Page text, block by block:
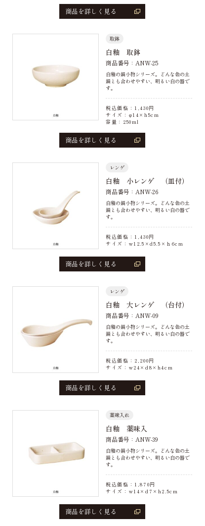
商品を詳しく見る
取鉢
白釉 取鉢
商品番号：ANW-25
白釉の鍋小物シリーズ。どんな色の土
鍋とも合わせやすい、明るい白の器で
す。
税込価格： 1,430円
サイズ：φ14×h5cm
容量：250ml
商品を詳しく見る
レンゲ
白釉 小レンゲ （皿付）
商品番号：ANW-26
白釉の鍋小物シリーズ。どんな色の土
鍋とも合わせやすい、明るい白の器で
す。
税込価格： 1,430円
サイズ：w12.5×d5.5×ｈ6cm
商品を詳しく見る
レンゲ
白釉 大レンゲ （台付）
商品番号：ANW-09
白釉の鍋小物シリーズ。どんな色の土
鍋とも合わせやすい、明るい白の器で
す。
税込価格： 2,200円
サイズ：w24×d8×h4cm
商品を詳しく見る
薬味入れ
白釉 薬味入
商品番号：ANW-39
白釉の鍋小物シリーズ。どんな色の土
鍋とも合わせやすい、明るい白の器で
す。
税込価格： 1,870円
サイズ：w14×d7×h2.5cm
商品を詳しく見る